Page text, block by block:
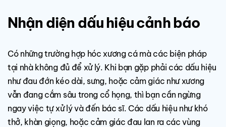
Nhận diện dấu hiệu cảnh báo
Có những trường hợp hóc xương cá mà các biện pháp
tại nhà không đủ để xử lý. Khi bạn gặp phải các dấu hiệu
như đau đớn kéo dài, sưng, hoặc cảm giác như xương
vẫn đang cắm sâu trong cổ họng, thì bạn cần ngừng
ngay việc tự xử lý và đến bác sĩ. Các dấu hiệu như khó
thở, khàn giọng, hoặc cảm giác đau lan ra các vùng